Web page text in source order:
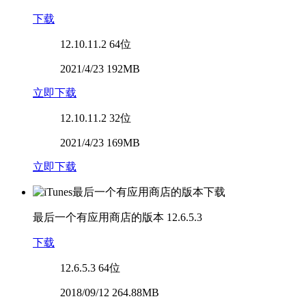
下载
12.10.11.2 64位
2021/4/23 192MB
立即下载
12.10.11.2 32位
2021/4/23 169MB
立即下载
最后一个有应用商店的版本 12.6.5.3
下载
12.6.5.3 64位
2018/09/12 264.88MB